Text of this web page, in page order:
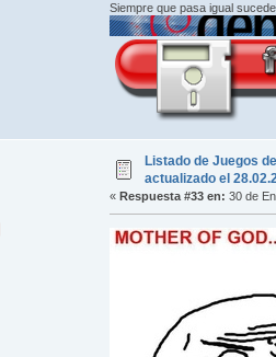
Siempre que pasa igual
Listado de Juegos
actualizado el
« Respuesta #33 en: 30 de